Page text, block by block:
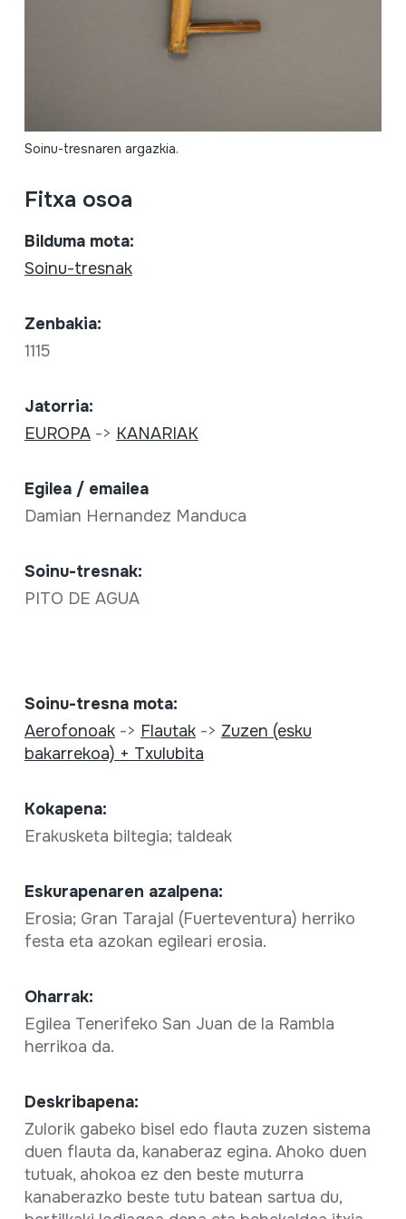
Soinu-tresnaren argazkia.
Fitxa osoa
Bilduma mota:
Soinu-tresnak
Zenbakia:
1115
Jatorria:
EUROPA-> KANARIAK
Egilea / emailea
Damian Hernandez Manduca
Soinu-tresnak:
PITO DE AGUA
Soinu-tresna mota:
Aerofonoak-> Flautak-> Zuzen (esku
bakarrekoa) + Txulubita
Kokapena:
Erakusketa biltegia; taldeak
Eskurapenaren azalpena:
Erosia; Gran Tarajal (Fuerteventura) herriko
festa eta azokan egileari erosia.
Oharrak:
Egilea Tenerifeko San Juan de la Rambla
herrikoa da.
Deskribapena:
Zulorik gabeko bisel edo flauta zuzen sistema
duen flauta da, kanaberaz egina. Ahoko duen
tutuak, ahokoa ez den beste muturra
kanaberazko beste tutu batean sartua du,